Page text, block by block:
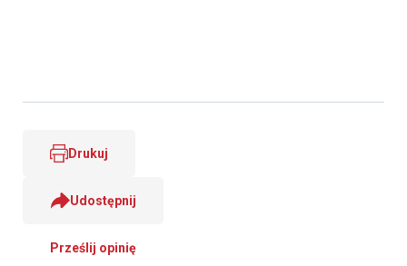
Drukuj
Udostępnij
Prześlij opinię